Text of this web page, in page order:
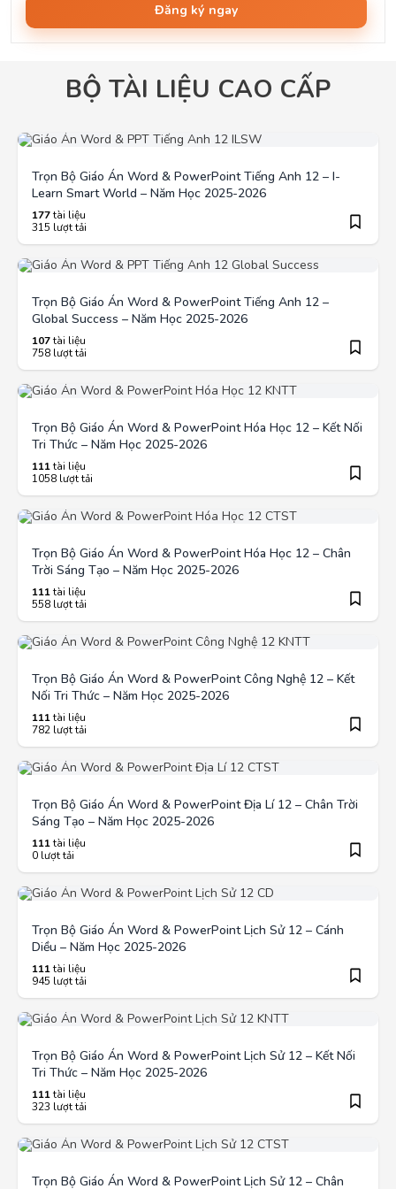
Đăng ký ngay
BỘ TÀI LIỆU CAO CẤP
Trọn Bộ Giáo Án Word & PowerPoint Tiếng Anh 12 – I-
Learn Smart World – Năm Học 2025-2026
177tài liệu
315 lượt tải
Trọn Bộ Giáo Án Word & PowerPoint Tiếng Anh 12 –
Global Success – Năm Học 2025-2026
107tài liệu
758 lượt tải
Trọn Bộ Giáo Án Word & PowerPoint Hóa Học 12 – Kết Nối
Tri Thức – Năm Học 2025-2026
111tài liệu
1058 lượt tải
Trọn Bộ Giáo Án Word & PowerPoint Hóa Học 12 – Chân
Trời Sáng Tạo – Năm Học 2025-2026
111tài liệu
558 lượt tải
Trọn Bộ Giáo Án Word & PowerPoint Công Nghệ 12 – Kết
Nối Tri Thức – Năm Học 2025-2026
111tài liệu
782 lượt tải
Trọn Bộ Giáo Án Word & PowerPoint Địa Lí 12 – Chân Trời
Sáng Tạo – Năm Học 2025-2026
111tài liệu
0 lượt tải
Trọn Bộ Giáo Án Word & PowerPoint Lịch Sử 12 – Cánh
Diều – Năm Học 2025-2026
111tài liệu
945 lượt tải
Trọn Bộ Giáo Án Word & PowerPoint Lịch Sử 12 – Kết Nối
Tri Thức – Năm Học 2025-2026
111tài liệu
323 lượt tải
Trọn Bộ Giáo Án Word & PowerPoint Lịch Sử 12 – Chân